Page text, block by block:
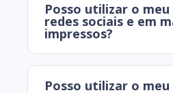
Posso utilizar o
redes sociais e em
impressos?
Posso utilizar o